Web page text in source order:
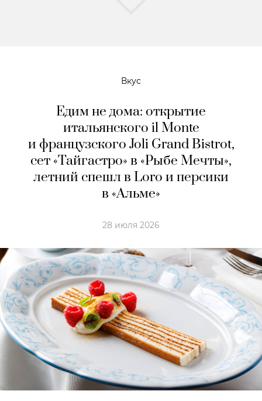
Вкус
Едим не дома: открытие
итальянского il Monte
и французского Joli Grand Bistrot,
сет «Тайгастро» в «Рыбе Мечты»,
летний спешл в Loro и персики
в «Альме»
28 июля 2026